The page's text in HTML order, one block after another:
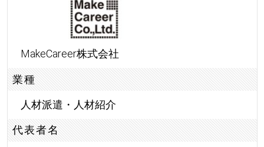
MakeCareer株式会社
業種
人材派遣・人材紹介
代表者名